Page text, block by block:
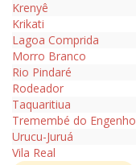
Krenyê
Krikati
Lagoa Comprida
Morro Branco
Rio Pindaré
Rodeador
Taquaritiua
Tremembé do Engenho
Urucu-Juruá
Vila Real